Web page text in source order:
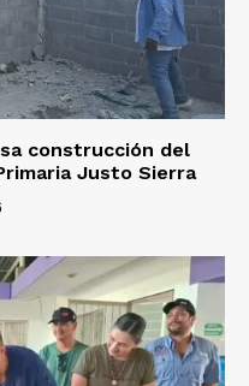
construcción del
Justo Sierra